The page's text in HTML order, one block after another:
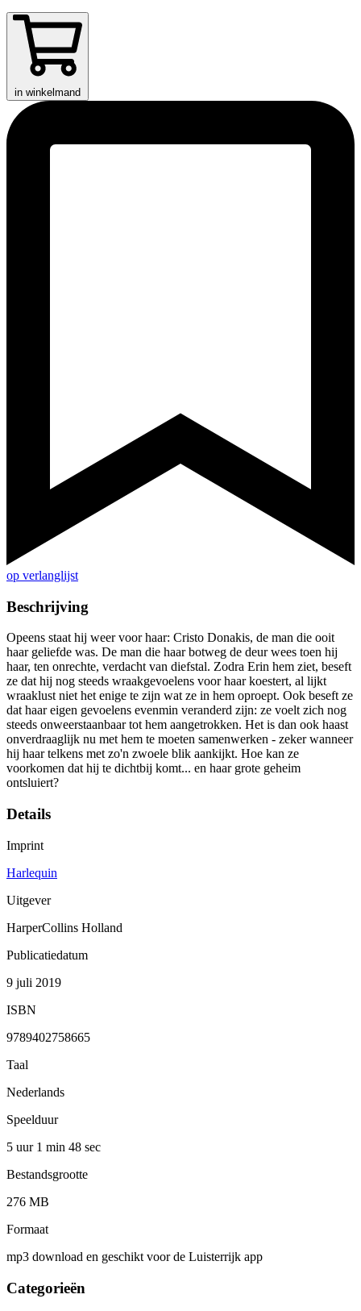
in winkelmand
op verlanglijst
Beschrijving
Opeens staat hij weer voor haar: Cristo Donakis, de man die ooit
haar geliefde was. De man die haar botweg de deur wees toen hij
haar, ten onrechte, verdacht van diefstal. Zodra Erin hem ziet, beseft
ze dat hij nog steeds wraakgevoelens voor haar koestert, al lijkt
wraaklust niet het enige te zijn wat ze in hem oproept. Ook beseft ze
dat haar eigen gevoelens evenmin veranderd zijn: ze voelt zich nog
steeds onweerstaanbaar tot hem aangetrokken. Het is dan ook haast
onverdraaglijk nu met hem te moeten samenwerken - zeker wanneer
hij haar telkens met zo'n zwoele blik aankijkt. Hoe kan ze
voorkomen dat hij te dichtbij komt... en haar grote geheim
ontsluiert?
Details
Imprint
Harlequin
Uitgever
HarperCollins Holland
Publicatiedatum
9 juli 2019
ISBN
9789402758665
Taal
Nederlands
Speelduur
5 uur 1 min 48 sec
Bestandsgrootte
276 MB
Formaat
mp3 download en geschikt voor de Luisterrijk app
Categorieën